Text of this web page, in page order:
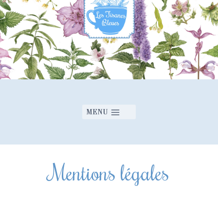
MENU
Mentions légales